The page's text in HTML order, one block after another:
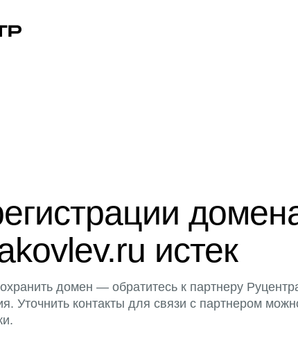
истек
домен — обратитесь к партнеру
Уточнить контакты для связи с партнером